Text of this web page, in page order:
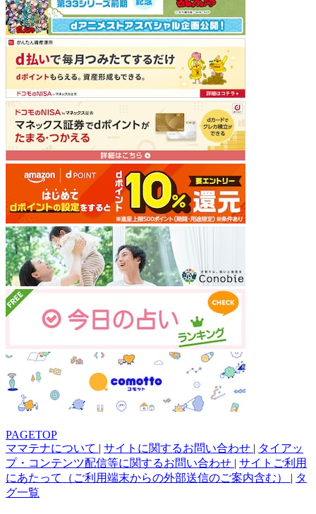
PAGETOP
ママテナについて | サイトに関するお問い合わせ | タイアッ
プ・コンテンツ配信等に関するお問い合わせ | サイトご利用
にあたって（ご利用端末からの外部送信のご案内含む） | タ
グ一覧